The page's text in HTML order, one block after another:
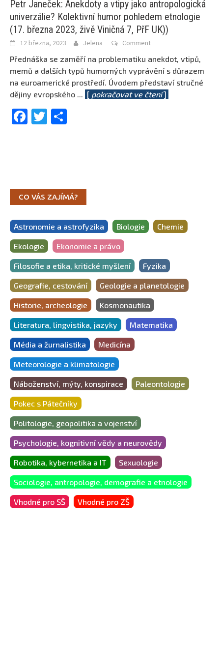
Petr Janeček: Anekdoty a vtipy jako antropologická
univerzálie? Kolektivní humor pohledem etnologie
(17. března 2023, živě Viničná 7, PřF UK))
12 března, 2023 Jelena Comment
Přednáška se zaměří na problematiku anekdot, vtipů,
memů a dalších typů humorných vyprávění s důrazem
na euroamerické prostředí. Úvodem představí stručné
dějiny evropského ... [ pokračovat ve čtení]
Facebook
Twitter
CO VÁS ZAJÍMÁ?
Astronomie a astrofyzika Biologie Chemie
Ekologie Ekonomie a právo
Filosofie a etika, kritické myšlení Fyzika
Geografie, cestování Geologie a planetologie
Historie, archeologie Kosmonautika
Literatura, lingvistika, jazyky Matematika
Média a žurnalistika Medicína
Meteorologie a klimatologie
Náboženství, mýty, konspirace Paleontologie
Pokec s Pátečníky
Politologie, geopolitika a vojenství
Psychologie, kognitivní vědy a neurovědy
Robotika, kybernetika a IT Sexuologie
Sociologie, antropologie, demografie a etnologie
Vhodné pro SŠ Vhodné pro ZŠ